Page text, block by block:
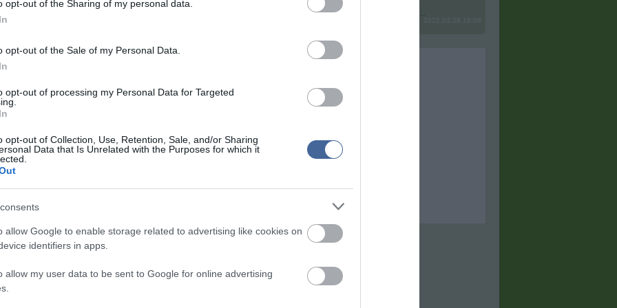
opt-out of the Sharing of my personal data.
opt-out of the Sale of my Personal Data.
opt-out of processing my Personal Data for Targeted
opt-out of Collection, Use, Retention, Sale, and/or Sharing
Data that Is Unrelated with the Purposes for which it
allow Google to enable storage related to advertising like cookies on
identifiers in apps.
allow my user data to be sent to Google for online advertising
a józan eszünkre, a saját biztonságunk
valóban jó, a másik fél szeret és becsül
valóban hajlamosak vagyunk minden mást
fülig szerelmesek vagyunk, az élet bizony
hogy egy kapcsolatban, még ha tökéletes is,
önmagunkat.
azokat a dolgokat, amelyeket eddig: nem
volt
maradunk a családunkkal és
Mit szólsz? Ide minden baromságot...
2022.03.29 16:06